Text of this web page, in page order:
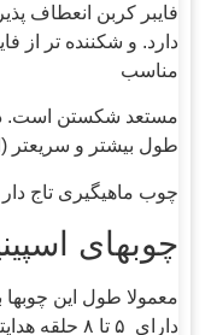
فایبر کربن انعطاف
دارد. و شکننده تر از
مناسب
مستعد شکستن است.
طول بیشتر و سریعتر
چوب ماهیگیری تاج دار
چوبهای
دارای ۵ تا ۸ حلقه هدایتگر نخ در بخش زیرین هستند.